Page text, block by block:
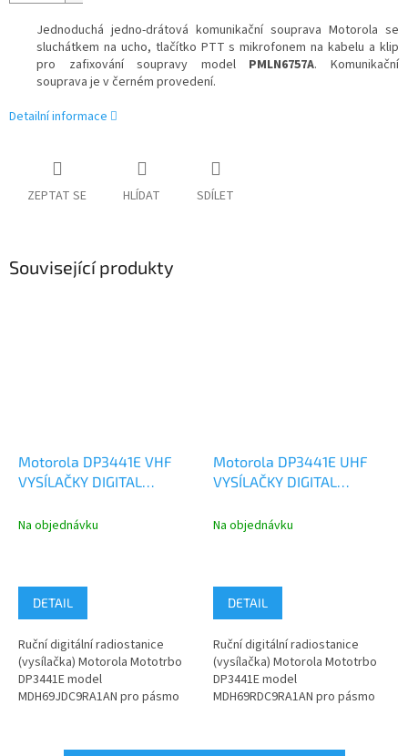
Jednoduchá jedno-drátová komunikační souprava Motorola se
sluchátkem na ucho, tlačítko PTT s mikrofonem na kabelu a klip
pro zafixování soupravy model PMLN6757A. Komunikační
souprava je v černém provedení.
Detailní informace
ZEPTAT SE HLÍDAT SDÍLET
Související produkty
Motorola DP3441E VHF
VYSÍLAČKY DIGITAL
MDH69JDC9RA1AN
Na objednávku
DETAIL
Ruční digitální radiostanice
(vysílačka) Motorola Mototrbo
DP3441E model
MDH69JDC9RA1AN pro pásmo
Motorola DP3441E UHF
VYSÍLAČKY DIGITAL
MDH69RDC9RA1AN
Na objednávku
DETAIL
Ruční digitální radiostanice
(vysílačka) Motorola Mototrbo
DP3441E model
MDH69RDC9RA1AN pro pásmo